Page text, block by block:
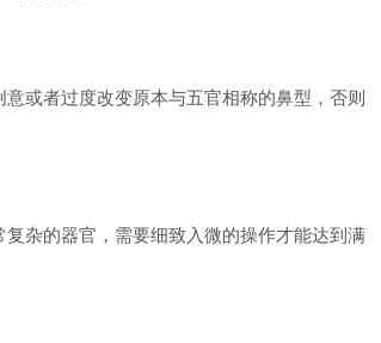
或者过度改变原本与五官相称的鼻型，否则
杂的器官，需要细致入微的操作才能达到满